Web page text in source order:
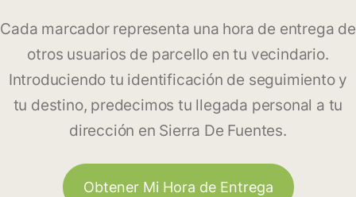
Cada marcador representa una hora de entrega de
otros usuarios de parcello en tu vecindario.
Introduciendo tu identificación de seguimiento y
tu destino, predecimos tu llegada personal a tu
dirección en Sierra De Fuentes.
Obtener Mi Hora de Entrega